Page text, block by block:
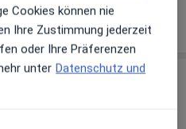
anzeigen
über die Adresse
Cookies können nie
Ihre Zustimmung jederzeit
oder Ihre Präferenzen
unter Datenschutz und